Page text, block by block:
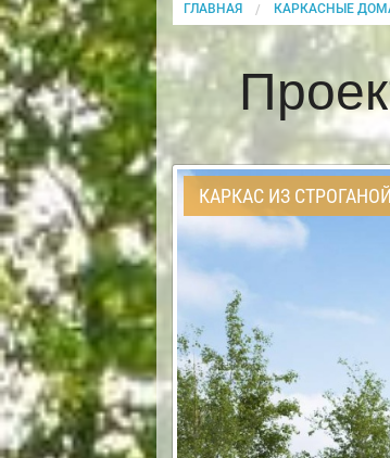
ГЛАВНАЯ КАРКАСНЫЕ
КАРКАС ИЗ